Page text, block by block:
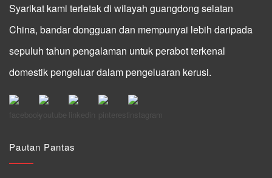
Syarikat kami terletak di wilayah guangdong selatan
China, bandar dongguan dan mempunyai lebih daripada
sepuluh tahun pengalaman untuk perabot terkenal
domestik pengeluar dalam pengeluaran kerusi.
Pautan Pantas